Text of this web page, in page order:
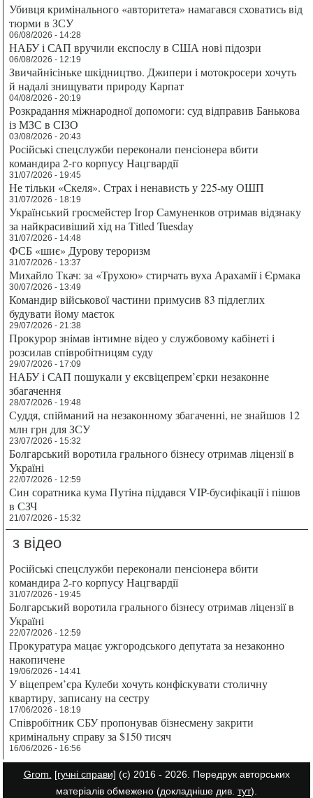
Убивця кримінального «авторитета» намагався сховатись від
тюрми в ЗСУ
06/08/2026 - 14:28
НАБУ і САП вручили експослу в США нові підозри
06/08/2026 - 12:19
Звичайнісіньке шкідництво. Джипери і мотокросери хочуть
й надалі знищувати природу Карпат
04/08/2026 - 20:19
Розкрадання міжнародної допомоги: суд відправив Банькова
із МЗС в СІЗО
03/08/2026 - 20:43
Російські спецслужби переконали пенсіонера вбити
командира 2-го корпусу Нацгвардії
31/07/2026 - 19:45
Не тільки «Скеля». Страх і ненависть у 225-му ОШП
31/07/2026 - 18:19
Український гросмейстер Ігор Самуненков отримав відзнаку
за найкрасивіший хід на Titled Tuesday
31/07/2026 - 14:48
ФСБ «шиє» Дурову тероризм
31/07/2026 - 13:37
Михайло Ткач: за «Трухою» стирчать вуха Арахамії і Єрмака
30/07/2026 - 13:49
Командир військової частини примусив 83 підлеглих
будувати йому маєток
29/07/2026 - 21:38
Прокурор знімав інтимне відео у службовому кабінеті і
розсилав співробітницям суду
29/07/2026 - 17:09
НАБУ і САП пошукали у ексвіцепрем’єрки незаконне
збагачення
28/07/2026 - 19:48
Суддя, спійманий на незаконному збагаченні, не знайшов 12
млн грн для ЗСУ
23/07/2026 - 15:32
Болгарський воротила грального бізнесу отримав ліцензії в
Україні
22/07/2026 - 12:59
Син соратника кума Путіна піддався VIP-бусифікації і пішов
в СЗЧ
21/07/2026 - 15:32
з відео
Російські спецслужби переконали пенсіонера вбити
командира 2-го корпусу Нацгвардії
31/07/2026 - 19:45
Болгарський воротила грального бізнесу отримав ліцензії в
Україні
22/07/2026 - 12:59
Прокуратура мацає ужгородського депутата за незаконно
накопичене
19/06/2026 - 14:41
У віцепрем’єра Кулеби хочуть конфіскувати столичну
квартиру, записану на сестру
17/06/2026 - 18:19
Співробітник СБУ пропонував бізнесмену закрити
кримінальну справу за $150 тисяч
16/06/2026 - 16:56
Grom. [гучні справи] (с) 2016 - 2026. Передрук авторських
матеріалів обмежено (докладніше див. тут).